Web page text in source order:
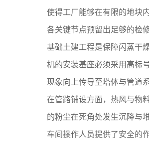
使得工厂能够在有限的地块
各关键节点预留出足够的检
基础土建工程是保障闪蒸干
机的安装基座必须采用高标
现象向上传导至塔体与管道系
在管路铺设方面，热风与物
的粉尘在死角处发生沉降与
车间操作人员提供了安全的